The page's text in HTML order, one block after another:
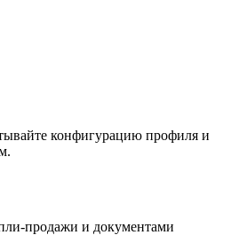
конфигурацию профиля и
продажи и документами